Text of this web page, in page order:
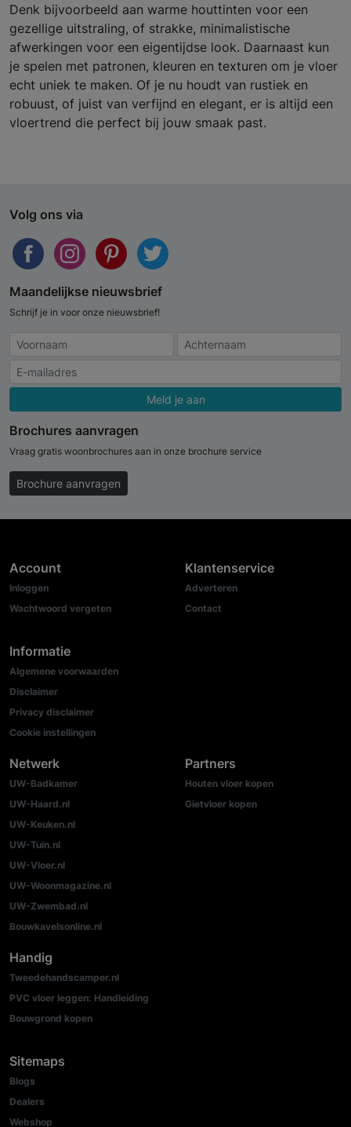
Denk bijvoorbeeld aan warme houttinten voor een
gezellige uitstraling, of strakke, minimalistische
afwerkingen voor een eigentijdse look. Daarnaast kun
je spelen met patronen, kleuren en texturen om je vloer
echt uniek te maken. Of je nu houdt van rustiek en
robuust, of juist van verfijnd en elegant, er is altijd een
vloertrend die perfect bij jouw smaak past.
Volg ons via
Maandelijkse nieuwsbrief
Schrijf je in voor onze nieuwsbrief!
Meld je aan
Brochures aanvragen
Vraag gratis woonbrochures aan in onze brochure service
Brochure aanvragen
Account
Inloggen
Wachtwoord vergeten
Informatie
Algemene voorwaarden
Disclaimer
Privacy disclaimer
Cookie instellingen
Klantenservice
Adverteren
Contact
Netwerk
UW-Badkamer
UW-Haard.nl
UW-Keuken.nl
UW-Tuin.nl
UW-Vloer.nl
UW-Woonmagazine.nl
UW-Zwembad.nl
Bouwkavelsonline.nl
Partners
Houten vloer kopen
Gietvloer kopen
Handig
Tweedehandscamper.nl
PVC vloer leggen: Handleiding
Bouwgrond kopen
Sitemaps
Blogs
Dealers
Webshop